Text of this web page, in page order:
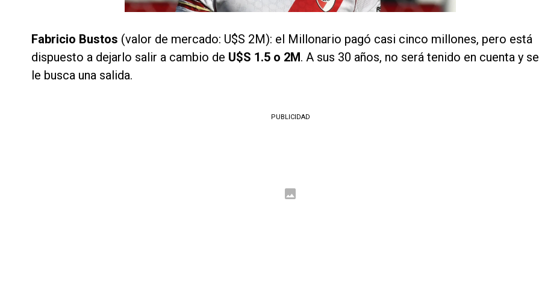
Fabricio Bustos (valor de mercado: U$S 2M): el Millonario pagó casi cinco millones, pero está
dispuesto a dejarlo salir a cambio de U$S 1.5 o 2M. A sus 30 años, no será tenido en cuenta y se
le busca una salida.
PUBLICIDAD